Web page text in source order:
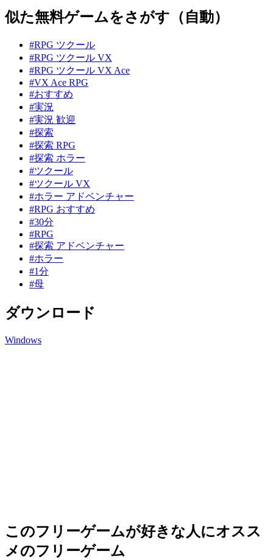
似た無料ゲームをさがす（自動）
#RPG ツクール
#RPG ツクール VX
#RPG ツクール VX Ace
#VX Ace RPG
#おすすめ
#実況
#実況 歓迎
#探索
#探索 RPG
#探索 ホラー
#ツクール
#ツクール VX
#ホラー アドベンチャー
#RPG おすすめ
#30分
#RPG
#探索 アドベンチャー
#ホラー
#1分
#母
ダウンロード
Windows
このフリーゲームが好きな人にオスス
メのフリーゲーム